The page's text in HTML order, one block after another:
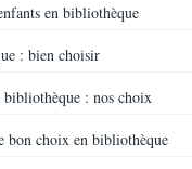
en bibliothèque
: bien choisir
: nos choix
bon choix en bibliothèque